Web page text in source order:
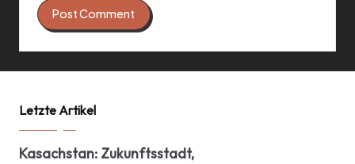
Letzte Artikel
Kasachstan: Zukunftsstadt,